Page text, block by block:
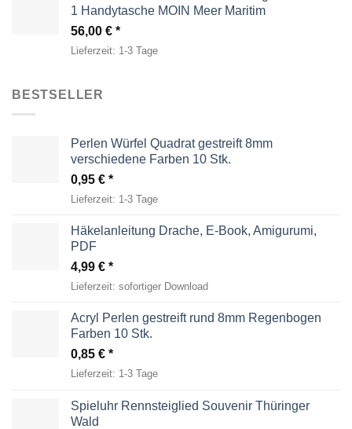
1 Handytasche MOIN Meer Maritim
56,00 €
Lieferzeit: 1-3 Tage
BESTSELLER
Perlen Würfel Quadrat gestreift 8mm
verschiedene Farben 10 Stk.
0,95 €
Lieferzeit: 1-3 Tage
Häkelanleitung Drache, E-Book, Amigurumi,
PDF
4,99 €
Lieferzeit: sofortiger Download
Acryl Perlen gestreift rund 8mm Regenbogen
Farben 10 Stk.
0,85 €
Lieferzeit: 1-3 Tage
Spieluhr Rennsteiglied Souvenir Thüringer
Wald